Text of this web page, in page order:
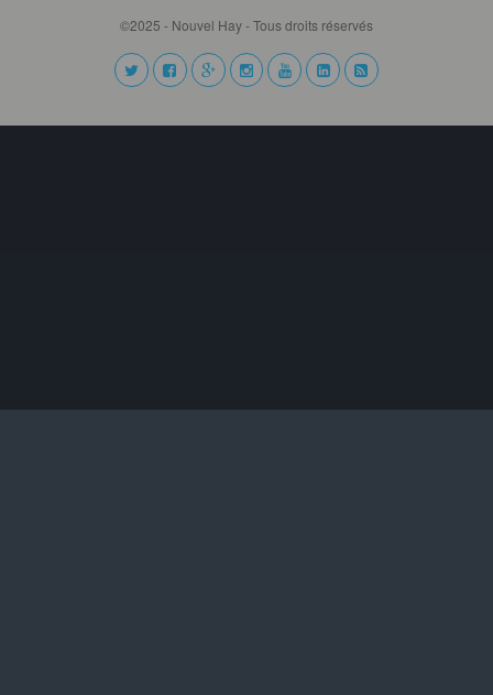
©2025 - Nouvel Hay - Tous droits réservés